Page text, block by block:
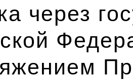
через